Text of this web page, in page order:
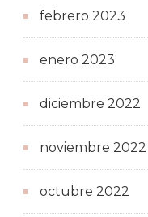
febrero 2023
enero 2023
diciembre 2022
noviembre 2022
octubre 2022